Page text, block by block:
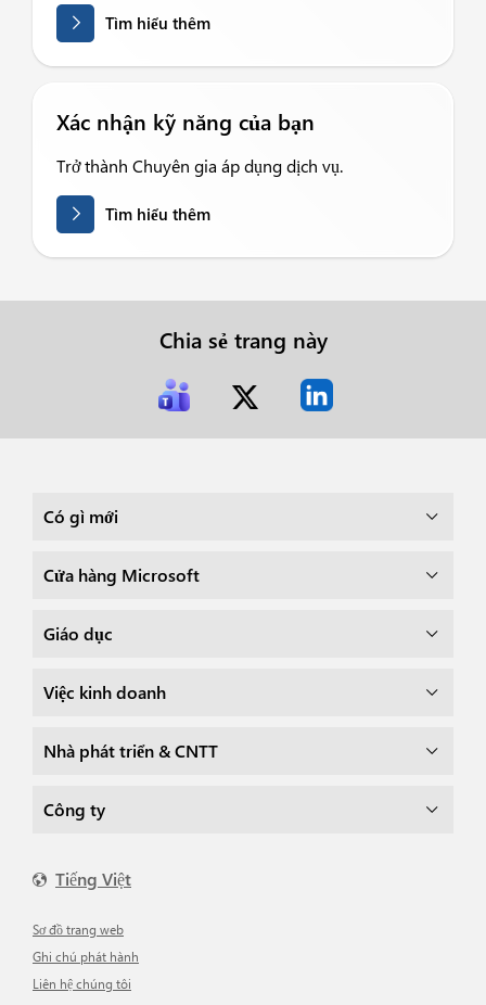
Tìm hiểu thêm
Xác nhận kỹ năng của bạn
Trở thành Chuyên gia áp dụng dịch vụ.
Tìm hiểu thêm
Chia sẻ trang này
Có gì mới
Cửa hàng Microsoft
Giáo dục
Việc kinh doanh
Nhà phát triển & CNTT
Công ty
Tiếng Việt
Sơ đồ trang web
Ghi chú phát hành
Liên hệ chúng tôi